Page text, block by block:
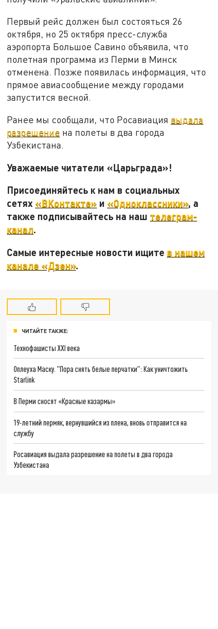
Первый рейс должен был состояться 26
октября, но 25 октября пресс-служба
аэропорта Большое Савино объявила, что
полетная программа из Перми в Минск
отменена. Позже появилась информация, что
прямое авиасообщение между городами
запустится весной.
Ранее мы сообщали, что Росавиация выдала
разрешение на полеты в два города
Узбекистана.
Уважаемые читатели «Царьграда»!
Присоединяйтесь к нам в социальных
сетях «ВКонтакте» и «Одноклассники», а
также подписывайтесь на наш телеграм-
канал.
Самые интересные новости ищите в нашем
канале «Дзен».
ЧИТАЙТЕ ТАКЖЕ:
Технофашисты XXI века
Оплеуха Маску. "Пора снять белые перчатки": Как уничтожить
Starlink
В Перми сносят «Красные казармы»
19-летний пермяк, вернувшийся из плена, вновь отправится на
службу
Росавиация выдала разрешение на полеты в два города
Узбекистана